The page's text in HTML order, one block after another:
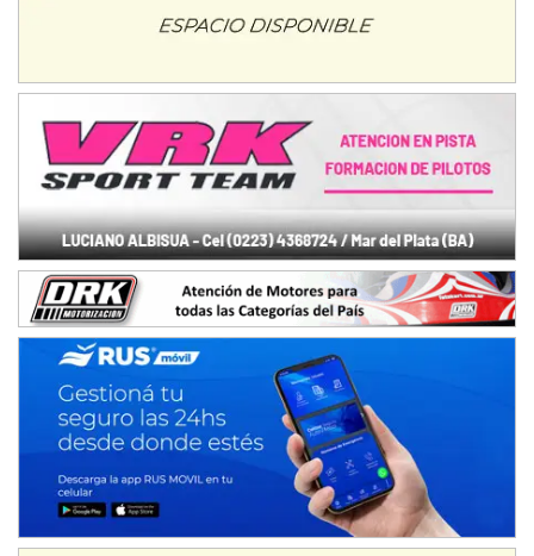
Ciudad de Trenque Lauquen (Asfalto)
ENTRERRIANO - F6 (POSTERGADA)
Villaguay (Entre Ríos)
VICTORIENSE - F7
Victoria (Entre Ríos)
PATAGONICO - F6
Moto Club Reginense (Tierra)
Gral. E. Godoy (Río Negro)
CSK - F7
Juventud Unida (Tierra)
Humboldt (Santa Fe)
NORESTE SANTAFESINO - F6
Ciudad de Avellaneda (Asfalto)
Avellaneda (Santa Fe)
SUR SANTAFESINO - F4